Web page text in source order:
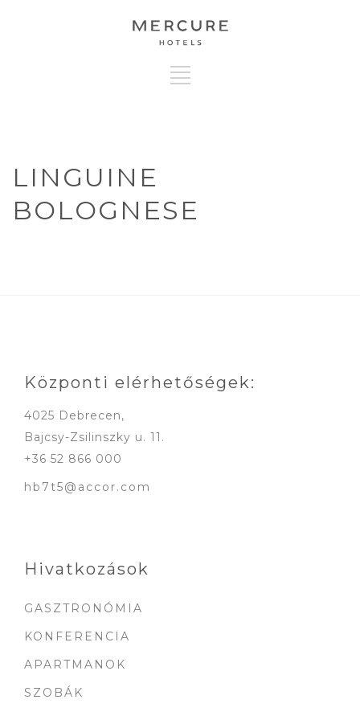
LINGUINE
BOLOGNESE
Központi elérhetőségek:
4025 Debrecen,
Bajcsy-Zsilinszky u. 11.
+36 52 866 000
hb7t5@accor.com
Hivatkozások
GASZTRONÓMIA
KONFERENCIA
APARTMANOK
SZOBÁK